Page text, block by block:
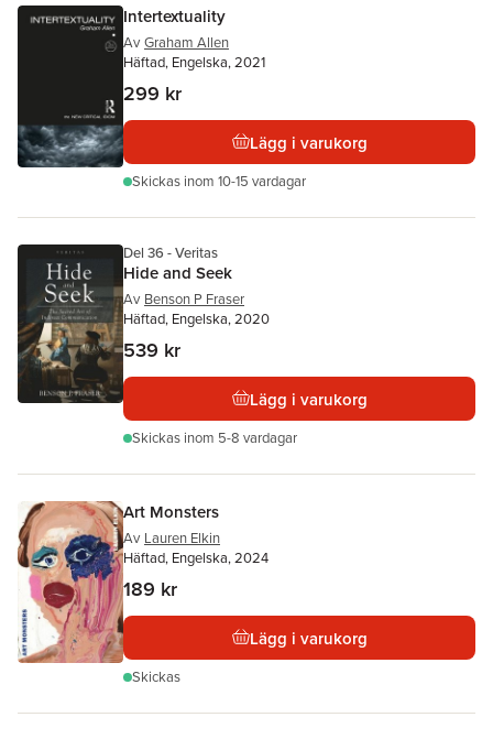
Intertextuality
Av Graham Allen
Häftad, Engelska, 2021
299 kr
Lägg i varukorg
Skickas inom 10-15 vardagar
Del 36 - Veritas
Hide and Seek
Av Benson P Fraser
Häftad, Engelska, 2020
539 kr
Lägg i varukorg
Skickas inom 5-8 vardagar
Art Monsters
Av Lauren Elkin
Häftad, Engelska, 2024
189 kr
Lägg i varukorg
Skickas